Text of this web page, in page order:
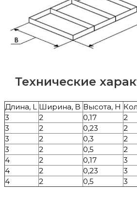
Технические
Длина, L Ширина, B Высота, H
3
2 0,17
2
3
2 0,23
2
3
2 0,3
2
3
2 0,5
2
4
2 0,17
3
4
2 0,23
3
4
2 0,5 3